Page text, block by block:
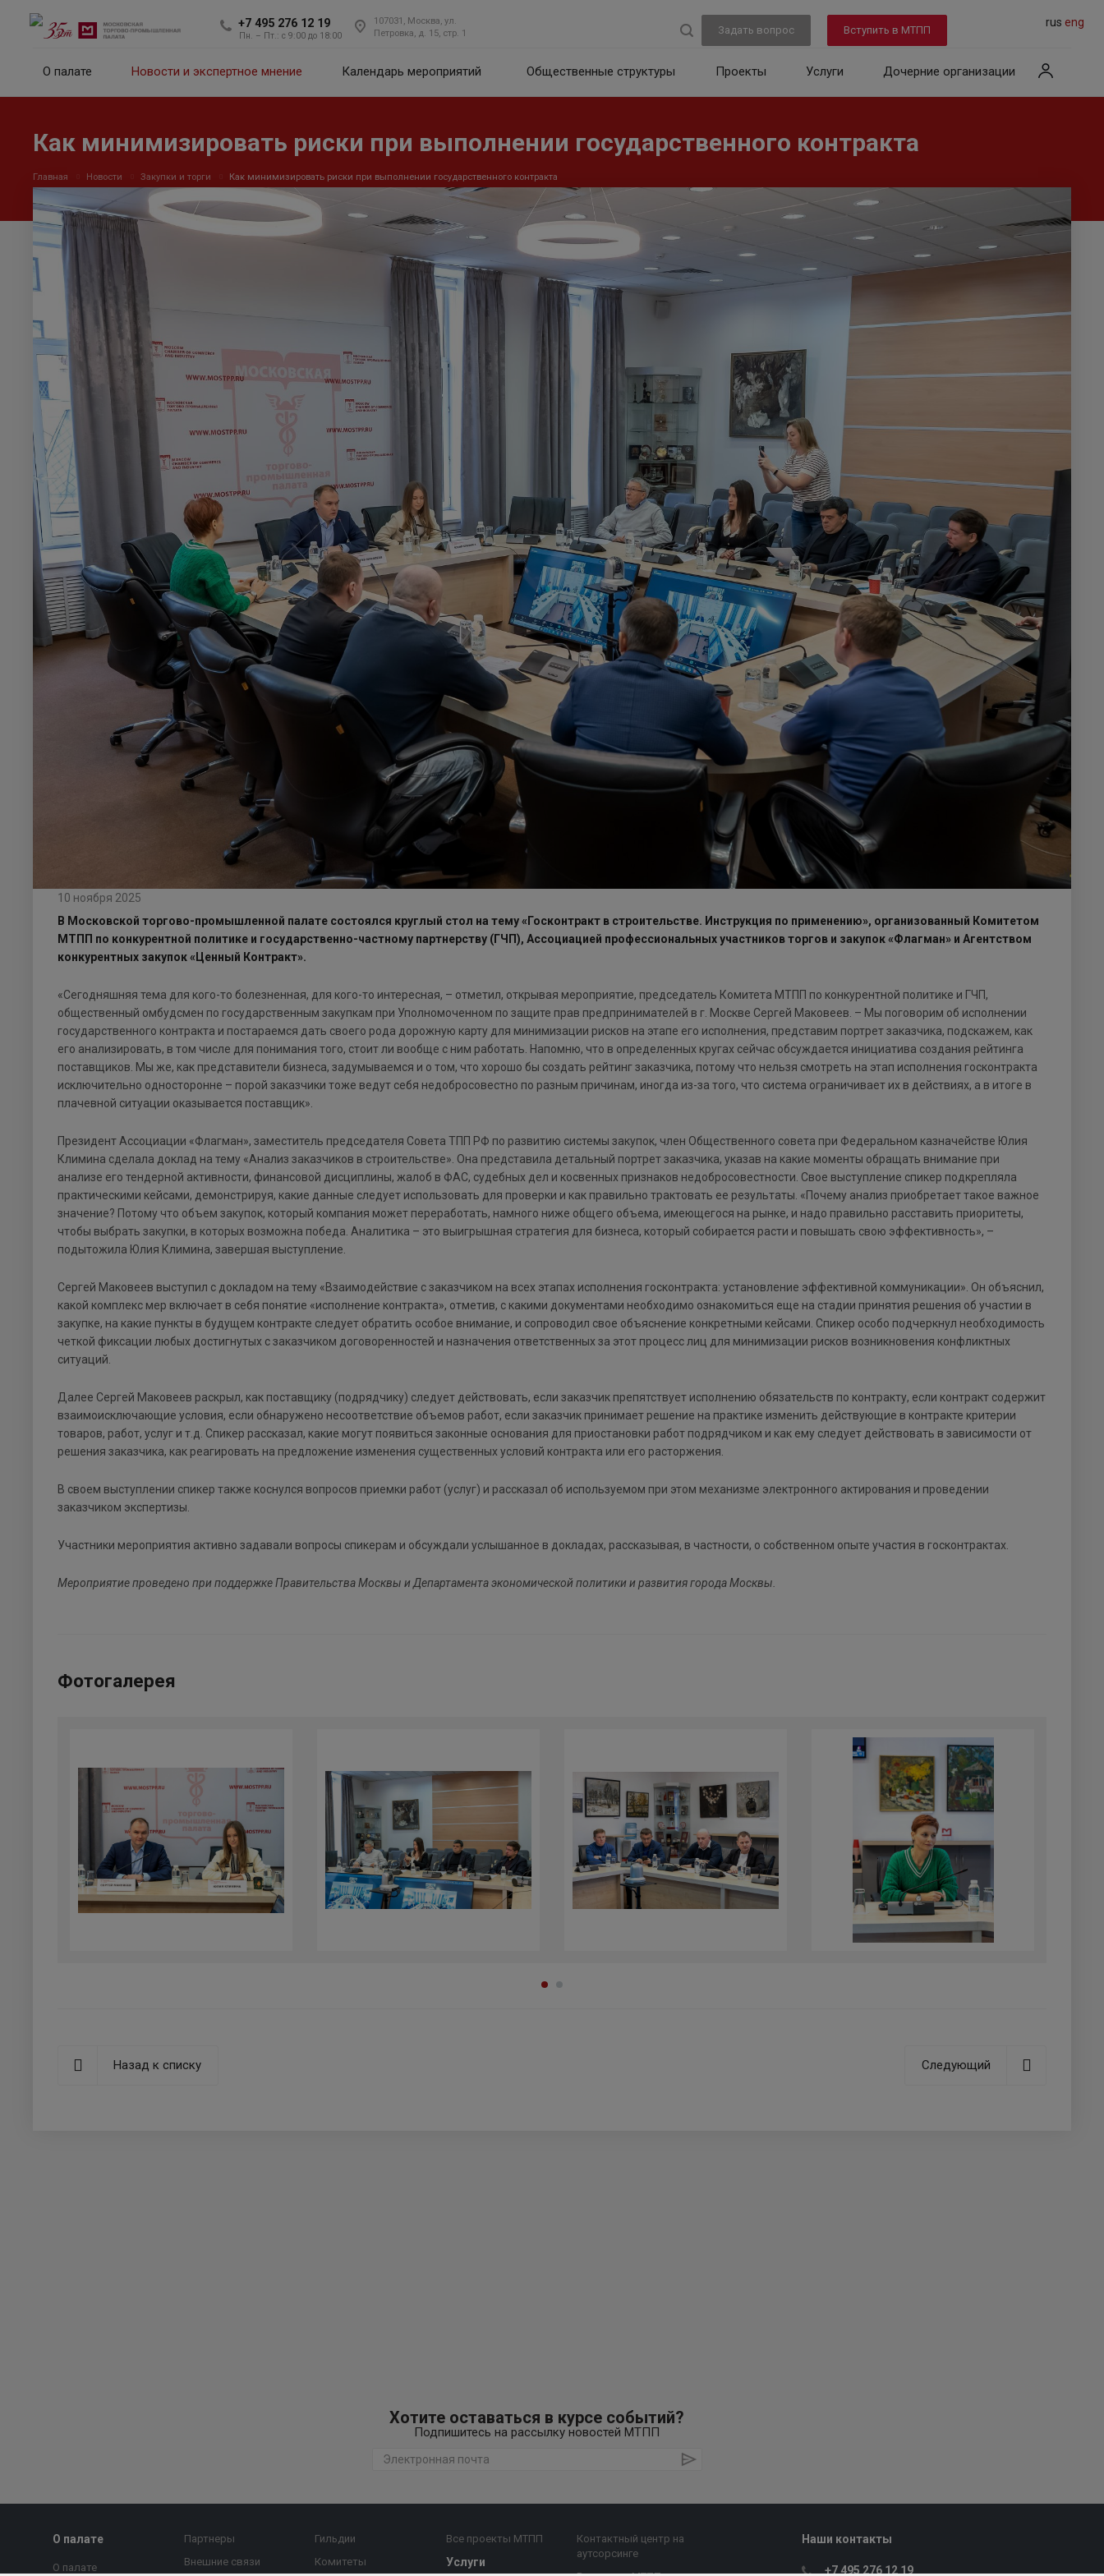
+7 495 276 12 19
Пн. – Пт.: с 9:00 до 18:00
107031, Москва, ул.
Петровка, д. 15, стр. 1
Задать вопрос Вступить в МТПП
rus eng
О палате Новости и экспертное мнение Календарь мероприятий Общественные структуры Проекты Услуги Дочерние организации
Как минимизировать риски при выполнении государственного контракта
Главная Новости Закупки и торги Как минимизировать риски при выполнении государственного контракта
10 ноября 2025
В Московской торгово-промышленной палате состоялся круглый стол на тему «Госконтракт в строительстве. Инструкция по применению», организованный Комитетом
МТПП по конкурентной политике и государственно-частному партнерству (ГЧП), Ассоциацией профессиональных участников торгов и закупок «Флагман» и Агентством
конкурентных закупок «Ценный Контракт».
«Сегодняшняя тема для кого-то болезненная, для кого-то интересная, – отметил, открывая мероприятие, председатель Комитета МТПП по конкурентной политике и ГЧП,
общественный омбудсмен по государственным закупкам при Уполномоченном по защите прав предпринимателей в г. Москве Сергей Маковеев. – Мы поговорим об исполнении
государственного контракта и постараемся дать своего рода дорожную карту для минимизации рисков на этапе его исполнения, представим портрет заказчика, подскажем, как
его анализировать, в том числе для понимания того, стоит ли вообще с ним работать. Напомню, что в определенных кругах сейчас обсуждается инициатива создания рейтинга
поставщиков. Мы же, как представители бизнеса, задумываемся и о том, что хорошо бы создать рейтинг заказчика, потому что нельзя смотреть на этап исполнения госконтракта
исключительно односторонне – порой заказчики тоже ведут себя недобросовестно по разным причинам, иногда из-за того, что система ограничивает их в действиях, а в итоге в
плачевной ситуации оказывается поставщик».
Президент Ассоциации «Флагман», заместитель председателя Совета ТПП РФ по развитию системы закупок, член Общественного совета при Федеральном казначействе Юлия
Климина сделала доклад на тему «Анализ заказчиков в строительстве». Она представила детальный портрет заказчика, указав на какие моменты обращать внимание при
анализе его тендерной активности, финансовой дисциплины, жалоб в ФАС, судебных дел и косвенных признаков недобросовестности. Свое выступление спикер подкрепляла
практическими кейсами, демонстрируя, какие данные следует использовать для проверки и как правильно трактовать ее результаты. «Почему анализ приобретает такое важное
значение? Потому что объем закупок, который компания может переработать, намного ниже общего объема, имеющегося на рынке, и надо правильно расставить приоритеты,
чтобы выбрать закупки, в которых возможна победа. Аналитика – это выигрышная стратегия для бизнеса, который собирается расти и повышать свою эффективность», –
подытожила Юлия Климина, завершая выступление.
Сергей Маковеев выступил с докладом на тему «Взаимодействие с заказчиком на всех этапах исполнения госконтракта: установление эффективной коммуникации». Он объяснил,
какой комплекс мер включает в себя понятие «исполнение контракта», отметив, с какими документами необходимо ознакомиться еще на стадии принятия решения об участии в
закупке, на какие пункты в будущем контракте следует обратить особое внимание, и сопроводил свое объяснение конкретными кейсами. Спикер особо подчеркнул необходимость
четкой фиксации любых достигнутых с заказчиком договоренностей и назначения ответственных за этот процесс лиц для минимизации рисков возникновения конфликтных
ситуаций.
Далее Сергей Маковеев раскрыл, как поставщику (подрядчику) следует действовать, если заказчик препятствует исполнению обязательств по контракту, если контракт содержит
взаимоисключающие условия, если обнаружено несоответствие объемов работ, если заказчик принимает решение на практике изменить действующие в контракте критерии
товаров, работ, услуг и т.д. Спикер рассказал, какие могут появиться законные основания для приостановки работ подрядчиком и как ему следует действовать в зависимости от
решения заказчика, как реагировать на предложение изменения существенных условий контракта или его расторжения.
В своем выступлении спикер также коснулся вопросов приемки работ (услуг) и рассказал об используемом при этом механизме электронного актирования и проведении
заказчиком экспертизы.
Участники мероприятия активно задавали вопросы спикерам и обсуждали услышанное в докладах, рассказывая, в частности, о собственном опыте участия в госконтрактах.
Мероприятие проведено при поддержке Правительства Москвы и Департамента экономической политики и развития города Москвы.
Фотогалерея
Назад к списку Следующий
Хотите оставаться в курсе событий?
Подпишитесь на рассылку новостей МТПП
О палате
О палате
Партнеры
Внешние связи
Гильдии
Комитеты
Все проекты МТПП
Услуги
Контактный центр на
аутсорсинге
Наши контакты
+7 495 276 12 19